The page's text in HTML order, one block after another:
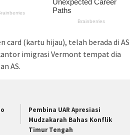
card (kartu hijau), telah berada di AS
imigrasi Vermont tempat dia
AS.
Pembina UAR Apresiasi
Mudzakarah Bahas Konflik
Timur Tengah